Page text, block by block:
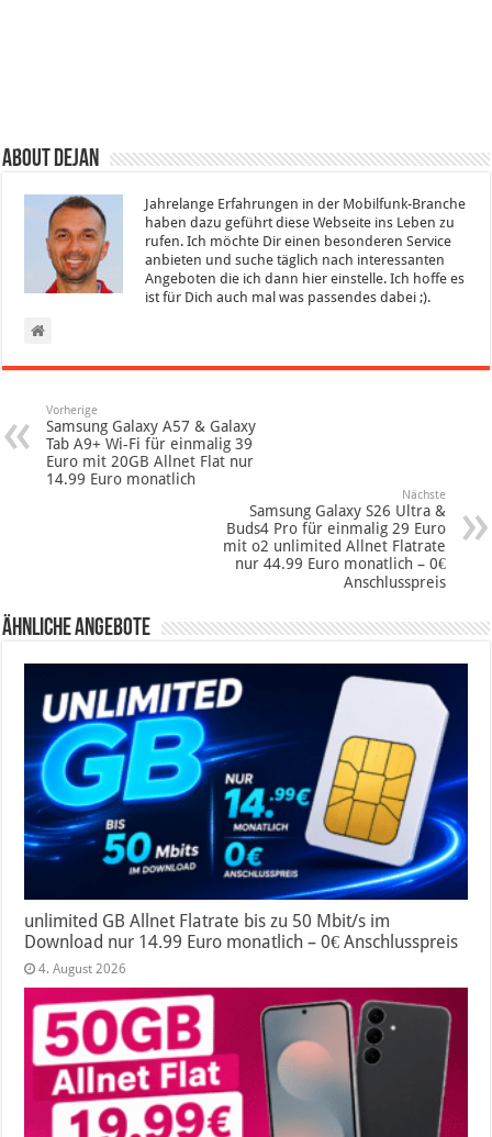
About Dejan
Jahrelange Erfahrungen in der Mobilfunk-Branche
haben dazu geführt diese Webseite ins Leben zu
rufen. Ich möchte Dir einen besonderen Service
anbieten und suche täglich nach interessanten
Angeboten die ich dann hier einstelle. Ich hoffe es
ist für Dich auch mal was passendes dabei ;).
Vorherige
Samsung Galaxy A57 & Galaxy
Tab A9+ Wi-Fi für einmalig 39
Euro mit 20GB Allnet Flat nur
14.99 Euro monatlich
Nächste
Samsung Galaxy S26 Ultra &
Buds4 Pro für einmalig 29 Euro
mit o2 unlimited Allnet Flatrate
nur 44.99 Euro monatlich – 0€
Anschlusspreis
Ähnliche Angebote
unlimited GB Allnet Flatrate bis zu 50 Mbit/s im
Download nur 14.99 Euro monatlich – 0€ Anschlusspreis
4. August 2026